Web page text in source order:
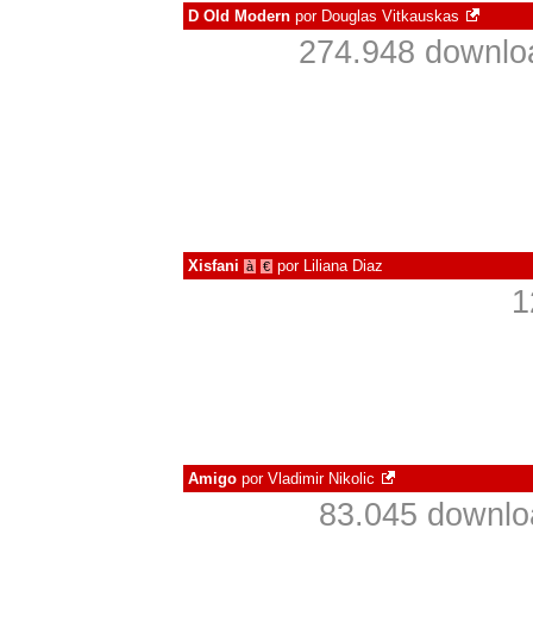
D Old Modern por Douglas Vitkauskas
274.948
Xisfani à € por Liliana Diaz
Amigo por Vladimir Nikolic
83.045